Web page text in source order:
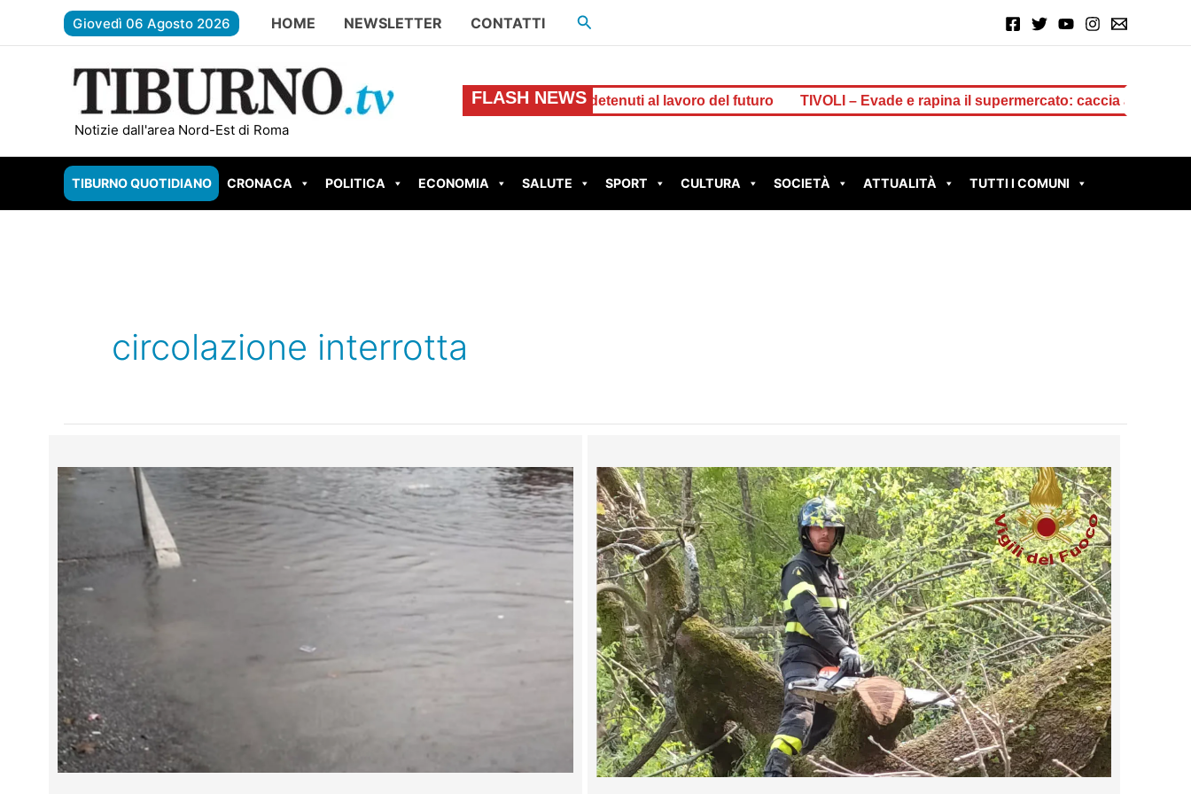
Giovedì 06 Agosto 2026 HOME NEWSLETTER CONTATTI Cerca
Notizie dall'area Nord-Est di Roma
FLASH NEWS
ROMA – Rebibbia, inaugurata l’aula digitale che forma i detenuti al lavoro del futuro TIVOLI – Evade e rapina il supermercato: caccia alla ladra di uova di
TIBURNO QUOTIDIANO CRONACA POLITICA ECONOMIA SALUTE SPORT CULTURA SOCIETÀ ATTUALITÀ TUTTI I COMUNI
circolazione interrotta